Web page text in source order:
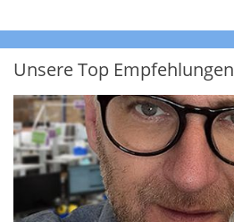
Unsere Top Empfehlungen